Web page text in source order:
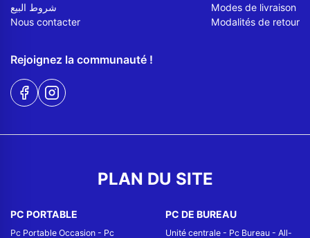
شروط البيع
Nous contacter
Modes de livraison
Modalités de retour
Rejoignez la communauté !
PLAN DU SITE
PC PORTABLE
Pc Portable Occasion - Pc
PC DE BUREAU
Unité centrale - Pc Bureau - All-